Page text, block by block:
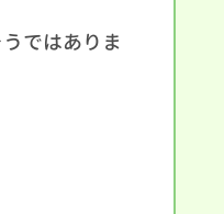
ではありま